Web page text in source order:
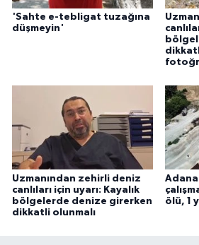
'Sahte e-tebligat tuzağına
düşmeyin'
Uzmanından zehirli deniz
canlıları için uyarı: Kayalık
bölgelerde denize girerken
dikkatli olunmalı
ölü, 1